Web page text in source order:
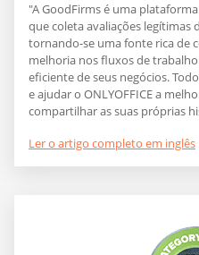
"A GoodFirms é uma
que coleta avaliações legítimas
tornando-se uma fonte rica de
melhoria nos fluxos de
eficiente de seus negócios.
e ajudar o ONLYOFFICE a
compartilhar as suas próprias
Ler o artigo completo em inglês